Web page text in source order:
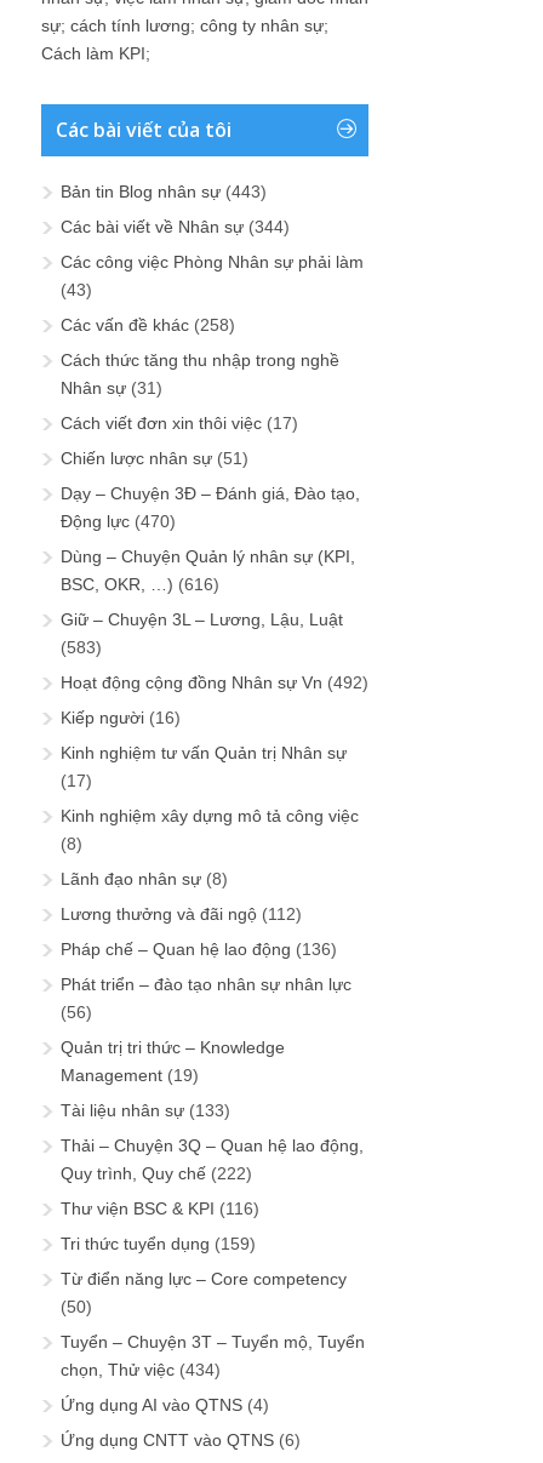
sự; cách tính lương; công ty nhân sự;
Cách làm KPI;
Các bài viết của tôi
Bản tin Blog nhân sự (443)
Các bài viết về Nhân sự (344)
Các công việc Phòng Nhân sự phải làm
(43)
Các vấn đề khác (258)
Cách thức tăng thu nhập trong nghề
Nhân sự (31)
Cách viết đơn xin thôi việc (17)
Chiến lược nhân sự (51)
Dạy – Chuyện 3Đ – Đánh giá, Đào tạo,
Động lực (470)
Dùng – Chuyện Quản lý nhân sự (KPI,
BSC, OKR, …) (616)
Giữ – Chuyện 3L – Lương, Lậu, Luật
(583)
Hoạt động cộng đồng Nhân sự Vn (492)
Kiếp người (16)
Kinh nghiệm tư vấn Quản trị Nhân sự
(17)
Kinh nghiệm xây dựng mô tả công việc
(8)
Lãnh đạo nhân sự (8)
Lương thưởng và đãi ngộ (112)
Pháp chế – Quan hệ lao động (136)
Phát triển – đào tạo nhân sự nhân lực
(56)
Quản trị tri thức – Knowledge
Management (19)
Tài liệu nhân sự (133)
Thải – Chuyện 3Q – Quan hệ lao động,
Quy trình, Quy chế (222)
Thư viện BSC & KPI (116)
Tri thức tuyển dụng (159)
Từ điển năng lực – Core competency
(50)
Tuyển – Chuyện 3T – Tuyển mộ, Tuyển
chọn, Thử việc (434)
Ứng dụng AI vào QTNS (4)
Ứng dụng CNTT vào QTNS (6)